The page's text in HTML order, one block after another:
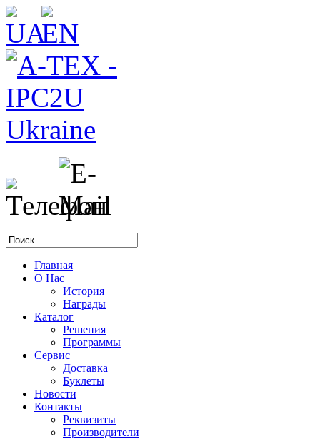
Главная
О Нас
История
Награды
Каталог
Решения
Программы
Сервис
Доставка
Буклеты
Новости
Контакты
Реквизиты
Производители